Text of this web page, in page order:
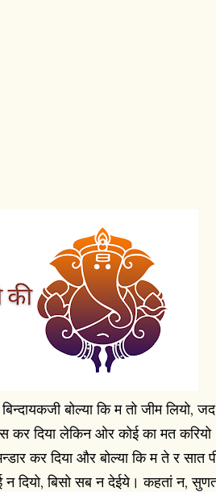
बोल्या कि म तो जीम लियो,
कर दिया लेकिन ओर कोई का मत
कर दिया और बोल्या कि म ते र सात
न दियो, बिसो सब न देईये। कहतां न,